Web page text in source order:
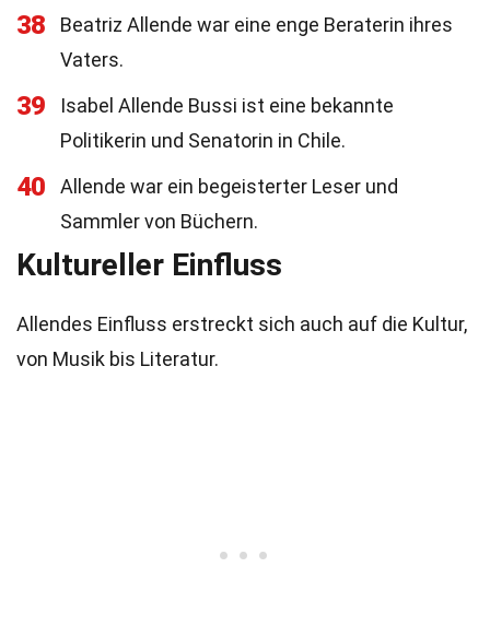
38
Beatriz Allende war eine enge Beraterin ihres
Vaters.
39
Isabel Allende Bussi ist eine bekannte
Politikerin und Senatorin in Chile.
40
Allende war ein begeisterter Leser und
Sammler von Büchern.
Kultureller Einfluss
Allendes Einfluss erstreckt sich auch auf die Kultur,
von Musik bis Literatur.